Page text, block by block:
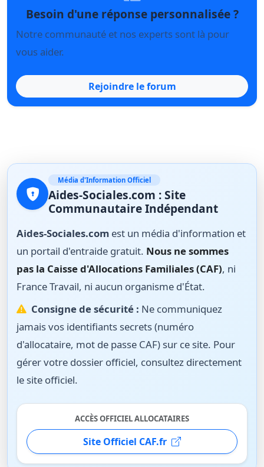
Besoin d'une réponse personnalisée ?
Notre communauté et nos experts sont là pour
vous aider.
Rejoindre le forum
Média d'Information Officiel
Aides-Sociales.com : Site
Communautaire Indépendant
Aides-Sociales.com est un média d'information et
un portail d'entraide gratuit. Nous ne sommes
pas la Caisse d'Allocations Familiales (CAF), ni
France Travail, ni aucun organisme d'État.
Consigne de sécurité : Ne communiquez
jamais vos identifiants secrets (numéro
d'allocataire, mot de passe CAF) sur ce site. Pour
gérer votre dossier officiel, consultez directement
le site officiel.
ACCÈS OFFICIEL ALLOCATAIRES
Site Officiel CAF.fr